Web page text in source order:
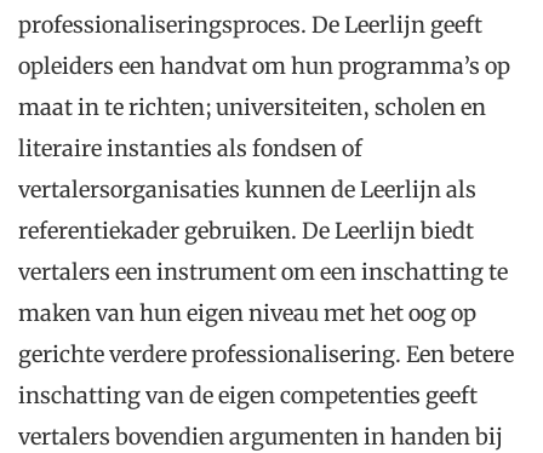
professionaliseringsproces. De Leerlijn geeft
opleiders een handvat om hun programma’s op
maat in te richten; universiteiten, scholen en
literaire instanties als fondsen of
vertalersorganisaties kunnen de Leerlijn als
referentiekader gebruiken. De Leerlijn biedt
vertalers een instrument om een inschatting te
maken van hun eigen niveau met het oog op
gerichte verdere professionalisering. Een betere
inschatting van de eigen competenties geeft
vertalers bovendien argumenten in handen bij